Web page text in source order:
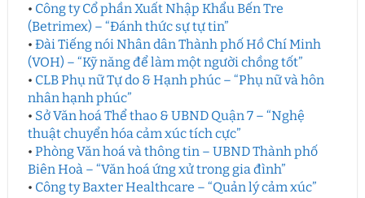
• Công ty Cổ phần Xuất Nhập Khẩu Bến Tre
(Betrimex) – “Đánh thức sự tự tin”
• Đài Tiếng nói Nhân dân Thành phố Hồ Chí Minh
(VOH) – “Kỹ năng để làm một người chồng tốt”
• CLB Phụ nữ Tự do & Hạnh phúc – “Phụ nữ và hôn
nhân hạnh phúc”
• Sở Văn hoá Thể thao & UBND Quận 7 – “Nghệ
thuật chuyển hóa cảm xúc tích cực”
• Phòng Văn hoá và thông tin – UBND Thành phố
Biên Hoà – “Văn hoá ứng xử trong gia đình”
• Công ty Baxter Healthcare – “Quản lý cảm xúc”